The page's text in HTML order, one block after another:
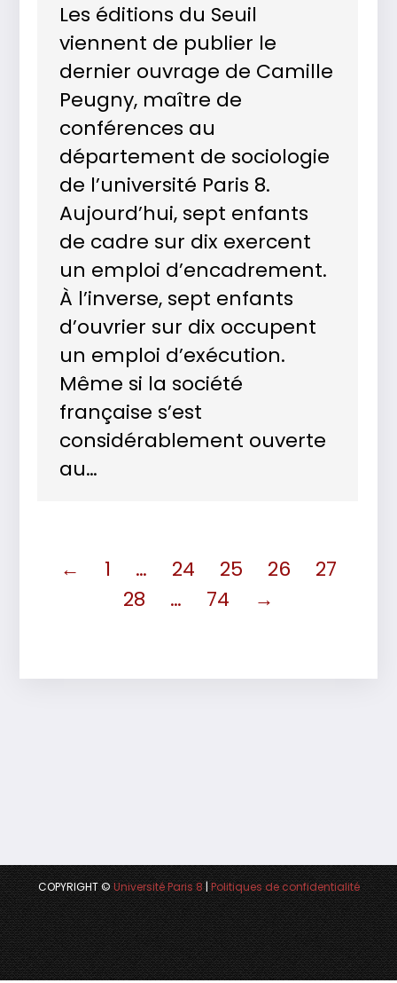
Les éditions du Seuil
viennent de publier le
dernier ouvrage de Camille
Peugny, maître de
conférences au
département de sociologie
de l’université Paris 8.
Aujourd’hui, sept enfants
de cadre sur dix exercent
un emploi d’encadrement.
À l’inverse, sept enfants
d’ouvrier sur dix occupent
un emploi d’exécution.
Même si la société
française s’est
considérablement ouverte
au…
← 1 … 24 25 26
27
28
… 74 →
COPYRIGHT ©Université Paris 8|Politiques de confidentialité